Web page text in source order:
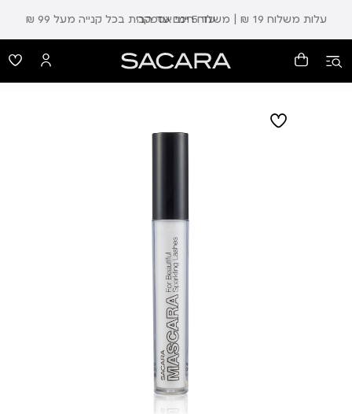
עלות משלוח 19 ₪ | משלוח חינם עד הבית בכל קנייה מעל 99 ₪ עד 5 ימי אספקה